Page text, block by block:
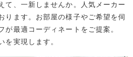
て、一新しませんか。人気メーカー
ります。お部屋の様子やご希望を伺
が最適コーディネートをご提案。
を実現します。